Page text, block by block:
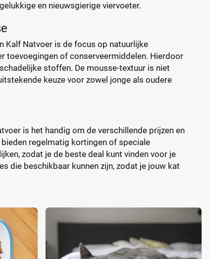
en nieuwsgierige viervoeter.
Kalf Natvoer is de focus op natuurlijke
toevoegingen of conserveermiddelen. Hierdoor
stoffen. De mousse-textuur is niet
keuze voor zowel jonge als oudere
is het handig om de verschillende prijzen en
regelmatig kortingen of speciale
zodat je de beste deal kunt vinden voor je
die beschikbaar kunnen zijn, zodat je jouw kat